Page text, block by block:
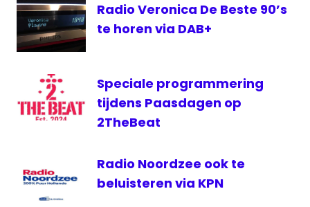
JND
Classics
Radio Veronica De Beste 90’s
te horen via DAB+
Speciale programmering
tijdens Paasdagen op
2TheBeat
Radio Noordzee ook te
beluisteren via KPN